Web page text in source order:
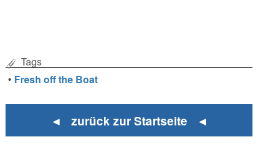
Tags
• Fresh off the Boat
◄ zurück zur Startseite ◄